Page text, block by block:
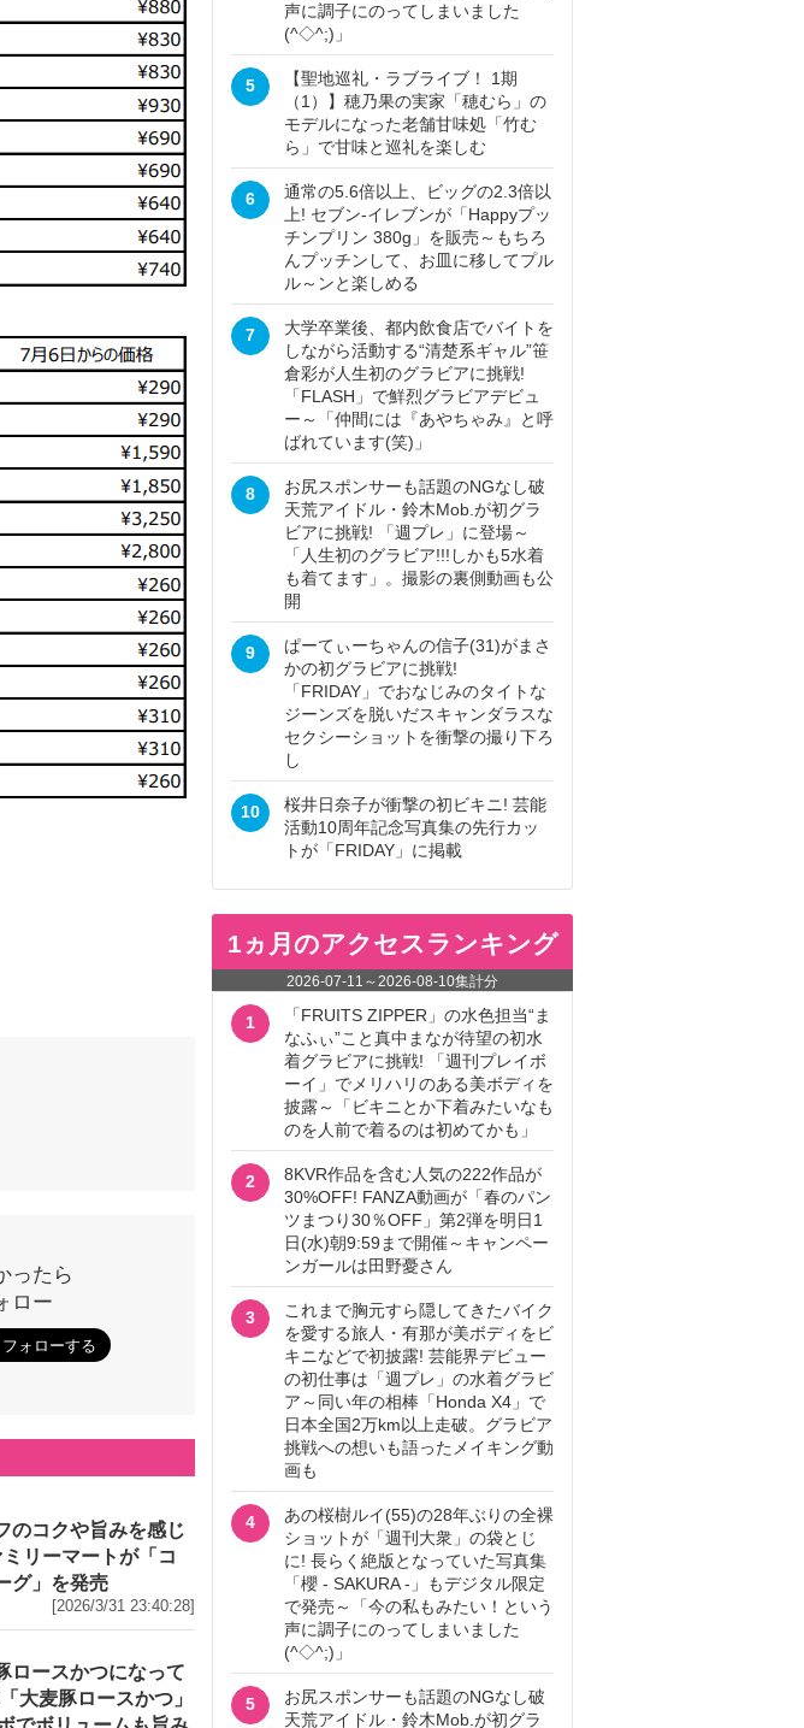
ったら
ロー
のコクや旨みを感じ
リーマートが「コ
グ」を発売
[2026/3/31 23:40:28]
ロースかつになって
大麦豚ロースかつ」
声に調子にのってしまいました
(^◇^;)」
5
【聖地巡礼・ラブライブ！ 1期
（1）】穂乃果の実家「穂むら」の
モデルになった老舗甘味処「竹む
ら」で甘味と巡礼を楽しむ
6
通常の5.6倍以上、ビッグの2.3倍以
上! セブン‐イレブンが「Happyプッ
チンプリン 380g」を販売～もちろ
んプッチンして、お皿に移してプル
ル～ンと楽しめる
7
大学卒業後、都内飲食店でバイトを
しながら活動する“清楚系ギャル”笹
倉彩が人生初のグラビアに挑戦!
「FLASH」で鮮烈グラビアデビュ
ー～「仲間には『あやちゃみ』と呼
ばれています(笑)」
8
お尻スポンサーも話題のNGなし破
天荒アイドル・鈴木Mob.が初グラ
ビアに挑戦! 「週プレ」に登場～
「人生初のグラビア!!!しかも5水着
も着てます」。撮影の裏側動画も公
開
9
ぱーてぃーちゃんの信子(31)がまさ
かの初グラビアに挑戦!
「FRIDAY」でおなじみのタイトな
ジーンズを脱いだスキャンダラスな
セクシーショットを衝撃の撮り下ろ
し
10
桜井日奈子が衝撃の初ビキニ! 芸能
活動10周年記念写真集の先行カッ
トが「FRIDAY」に掲載
1ヵ月のアクセスランキング
2026-07-11 ～2026-08-10集計分
1
「FRUITS ZIPPER」の水色担当“ま
なふぃ”こと真中まなが待望の初水
着グラビアに挑戦! 「週刊プレイボ
ーイ」でメリハリのある美ボディを
披露～「ビキニとか下着みたいなも
のを人前で着るのは初めてかも」
2
8KVR作品を含む人気の222作品が
30%OFF! FANZA動画が「春のパン
ツまつり30％OFF」第2弾を明日1
日(水)朝9:59まで開催～キャンペー
ンガールは田野憂さん
3
これまで胸元すら隠してきたバイク
を愛する旅人・有那が美ボディをビ
キニなどで初披露! 芸能界デビュー
の初仕事は「週プレ」の水着グラビ
ア～同い年の相棒「Honda X4」で
日本全国2万km以上走破。グラビア
挑戦への想いも語ったメイキング動
画も
4
あの桜樹ルイ(55)の28年ぶりの全裸
ショットが「週刊大衆」の袋とじ
に! 長らく絶版となっていた写真集
「櫻 - SAKURA -」もデジタル限定
で発売～「今の私もみたい！という
声に調子にのってしまいました
(^◇^;)」
5
お尻スポンサーも話題のNGなし破
天荒アイドル・鈴木Mob.が初グラ